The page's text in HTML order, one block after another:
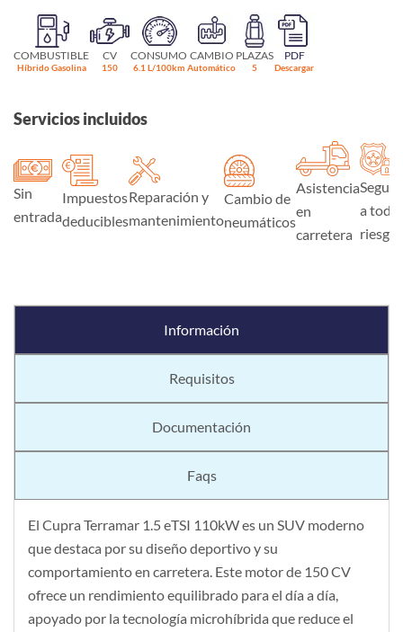
COMBUSTIBLE
Híbrido Gasolina
CV
150
CONSUMO
6.1 L/100km
CAMBIO
Automático
PLAZAS
5
PDF
Descargar
Servicios incluidos
Sin
entrada
Impuestos
deducibles
Reparación y
mantenimiento
Cambio de
neumáticos
Asistencia
en
carretera
Seguro
a todo
riesgo
Información
Requisitos
Documentación
Faqs
El Cupra Terramar 1.5 eTSI 110kW es un SUV moderno
que destaca por su diseño deportivo y su
comportamiento en carretera. Este motor de 150 CV
ofrece un rendimiento equilibrado para el día a día,
apoyado por la tecnología microhíbrida que reduce el